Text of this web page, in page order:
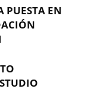
PUESTA EN